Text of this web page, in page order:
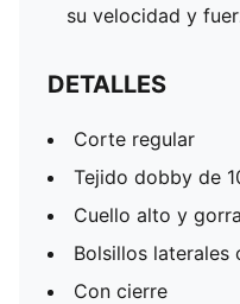
su velocidad y
DETALLES
Corte regular
Tejido dobby de
Cuello alto y gorra
Bolsillos laterales
Con cierre